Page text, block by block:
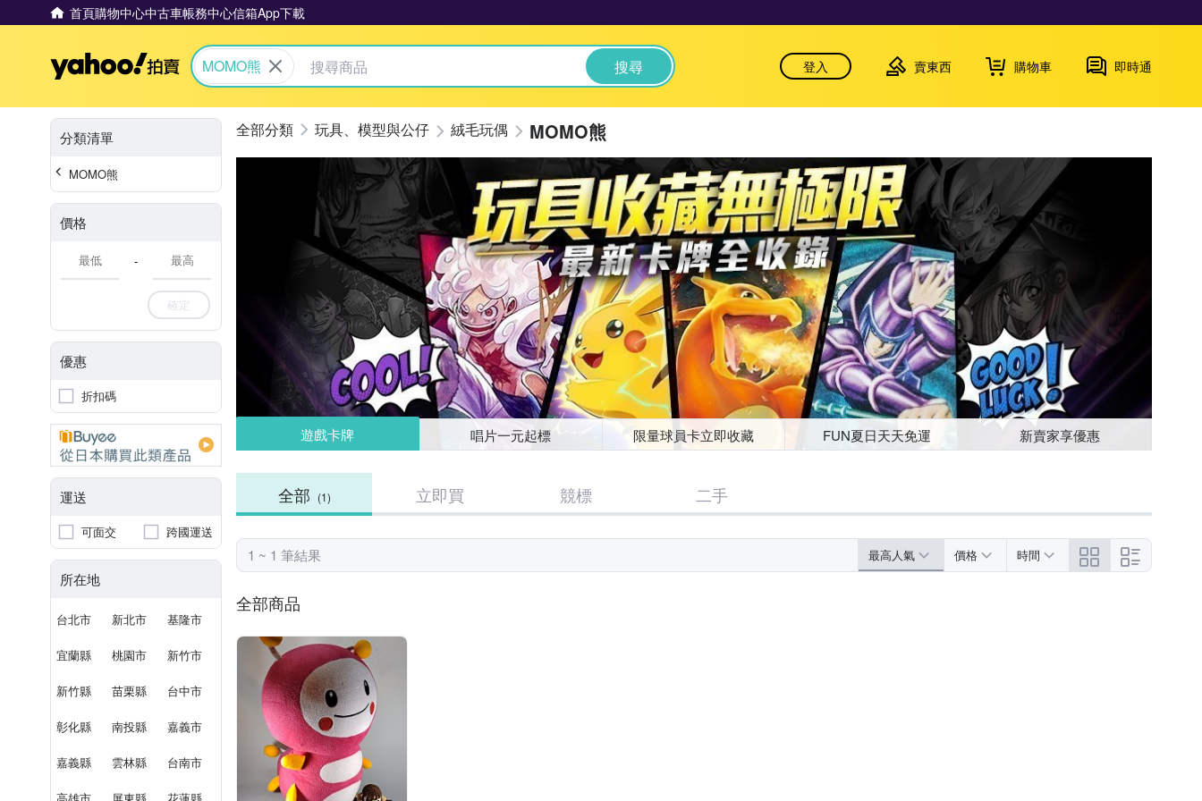
首頁購物中心中古車帳務中心信箱App下載
Yahoo拍賣
MOMO熊 搜尋 登入 賣東西 購物車 即時通
分類清單
MOMO熊
價格
-
確定
優惠
折扣碼
運送
可面交 跨國運送
所在地
台北市 新北市 基隆市
宜蘭縣 桃園市 新竹市
新竹縣 苗栗縣 台中市
彰化縣 南投縣 嘉義市
嘉義縣 雲林縣 台南市
玩具、模型與公仔 絨毛玩偶 MOMO熊
遊戲卡牌 唱片一元起標 限量球員卡立即收藏 FUN夏日天天免運 新賣家享優惠
全部 (1) 立即買 競標 二手
1 ~ 1 筆結果 最高人氣 價格 時間
全部商品